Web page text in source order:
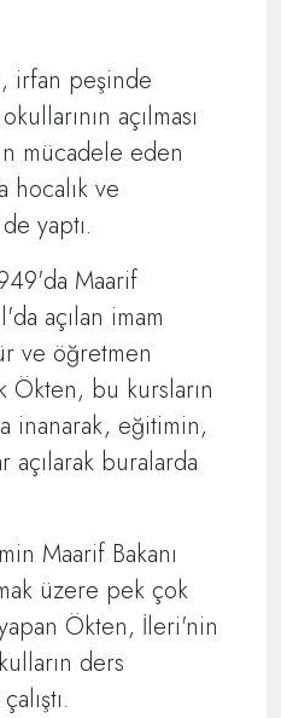
irfan peşinde
açılması
mücadele eden
hocalık ve
yaptı.
Maarif
açılan imam
ve öğretmen
Ökten, bu kursların
inanarak, eğitimin,
buralarda
Maarif Bakanı
üzere pek çok
Ökten, İleri'nin
ders